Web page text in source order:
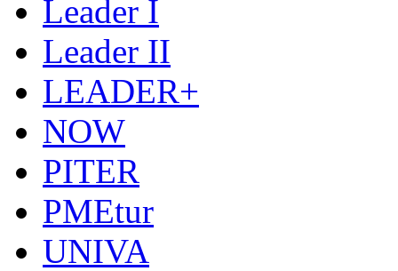
Leader I
Leader II
LEADER+
NOW
PITER
PMEtur
UNIVA